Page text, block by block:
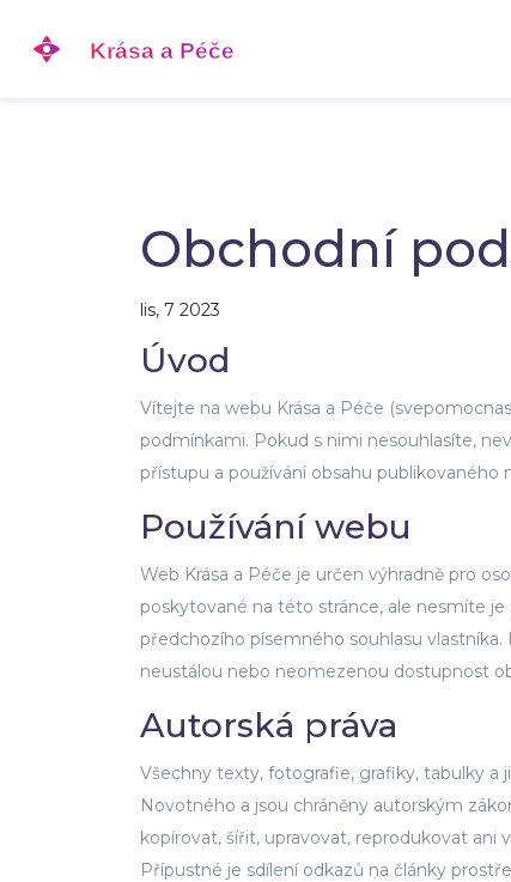
Obchodní
lis, 7 2023
Úvod
Vítejte na webu Krása a Péče
podmínkami. Pokud s nimi nesouhlasíte,
přístupu a používání obsahu
Používání webu
Web Krása a Péče je určen výhradně pro
poskytované na této stránce, ale nesmíte
předchozího písemného souhlasu
neustálou nebo neomezenou dostupnost
Autorská práva
Všechny texty, fotografie, grafiky, tabulky a
Novotného a jsou chráněny autorským
kopírovat, šířit, upravovat, reprodukovat ani
Přípustné je sdílení odkazů na články